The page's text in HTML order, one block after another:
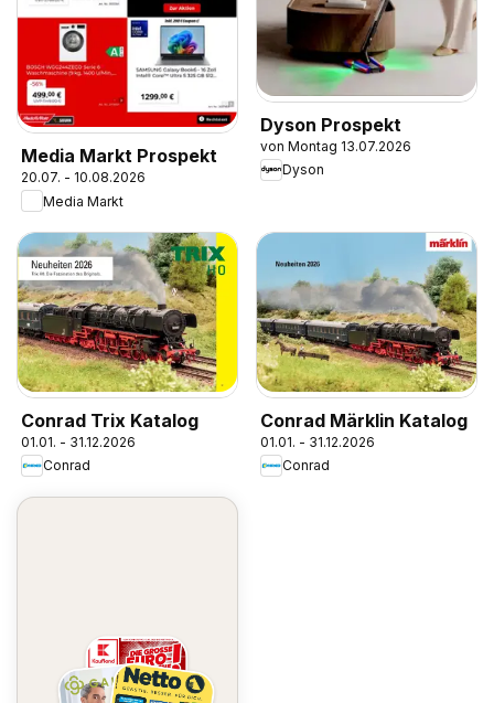
Media Markt Prospekt
20.07. - 10.08.2026
Media Markt
Dyson Prospekt
von Montag 13.07.2026
Dyson
Conrad Trix Katalog
01.01. - 31.12.2026
Conrad
Conrad Märklin Katalog
01.01. - 31.12.2026
Conrad